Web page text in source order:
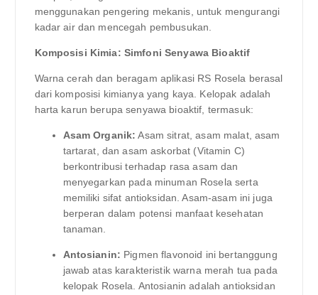
menggunakan pengering mekanis, untuk mengurangi
kadar air dan mencegah pembusukan.
Komposisi Kimia: Simfoni Senyawa Bioaktif
Warna cerah dan beragam aplikasi RS Rosela berasal
dari komposisi kimianya yang kaya. Kelopak adalah
harta karun berupa senyawa bioaktif, termasuk:
Asam Organik: Asam sitrat, asam malat, asam
tartarat, dan asam askorbat (Vitamin C)
berkontribusi terhadap rasa asam dan
menyegarkan pada minuman Rosela serta
memiliki sifat antioksidan. Asam-asam ini juga
berperan dalam potensi manfaat kesehatan
tanaman.
Antosianin: Pigmen flavonoid ini bertanggung
jawab atas karakteristik warna merah tua pada
kelopak Rosela. Antosianin adalah antioksidan